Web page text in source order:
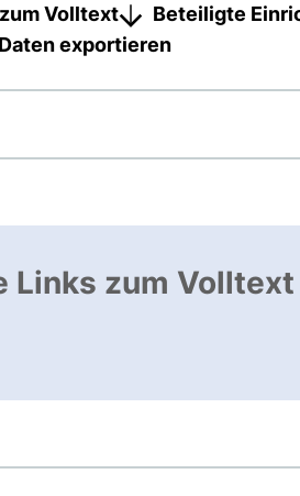
Volltext Beteiligte
exportieren
Links zum Volltext
Link, öffnet neues Fenster